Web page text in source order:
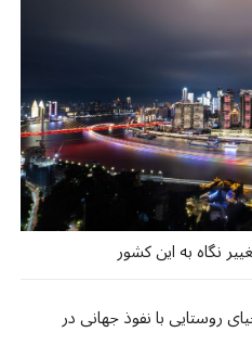
نگاه به این کشور
روستایی با نفوذ جهانی در